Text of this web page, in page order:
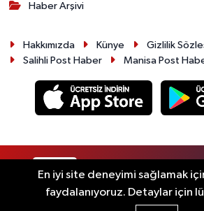
Haber Arşivi
Hakkımızda Künye Gizlilik
Salihli Post Haber
Manisa Post
En iyi site deneyimi sağlamak
faydalanıyoruz. Detaylar için